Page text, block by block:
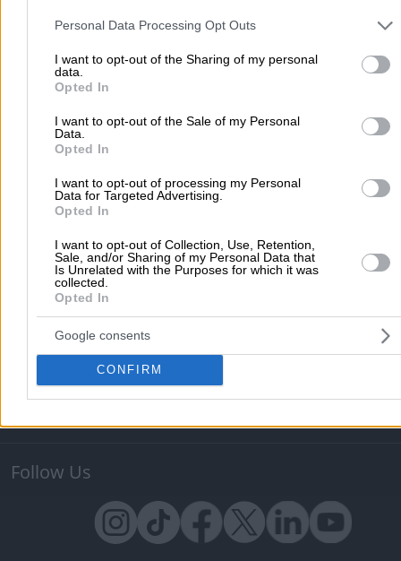
and may gather and store information including but not limited to
to Google and its third-party tags to use your data for below
purposes in below Google consent section.
Personal Data Processing Opt Outs
I want to opt-out of the Sharing of my personal
data.
Opted In
I want to opt-out of the Sale of my Personal
Data.
Opted In
I want to opt-out of processing my Personal
Data for Targeted Advertising.
Opted In
I want to opt-out of Collection, Use, Retention,
Sale, and/or Sharing of my Personal Data that
Is Unrelated with the Purposes for which it was
collected.
Opted In
Google consents
CONFIRM
Peristeri Kavala Tripoli Kallithea Serres Rhodes
more >>
Useful
Pharmacy Duties Hospital Duties Fuel Prices
Postal
Tax Identification Number
Advertise Solutions
Advertise with Us Add a Free Listing
About vrisko.gr
Vrisko.gr (About Us) Terms & Conditions
Follow Us